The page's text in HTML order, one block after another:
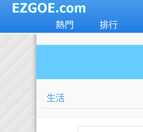
熱門 排行
生活